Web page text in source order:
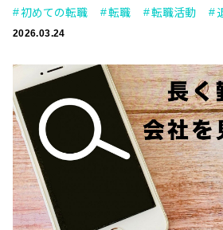
初めての転職 転職 転職活動
2026.03.24